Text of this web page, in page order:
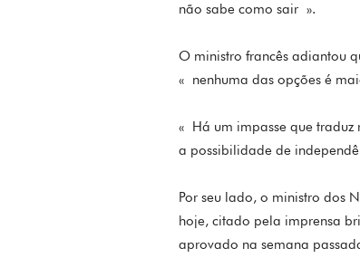
não sabe como sair ».
O ministro francês adiantou
« nenhuma das opções é
« Há um impasse que traduz
a possibilidade de
Por seu lado, o ministro dos
hoje, citado pela imprensa
aprovado na semana